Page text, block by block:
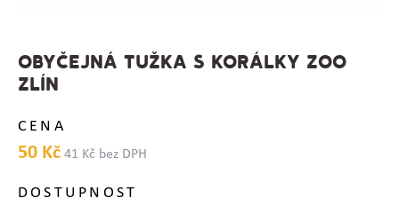
OBYČEJNÁ TUŽKA S KORÁLKY ZOO
ZLÍN
CENA
50 Kč 41 Kč bez DPH
DOSTUPNOST